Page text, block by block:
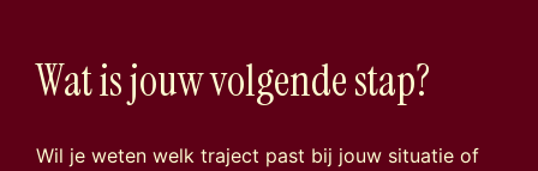
Watisjouwvolgendestap?
Wil je weten welk traject past bij jouw situatie of